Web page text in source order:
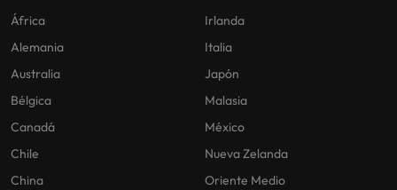
África
Alemania
Australia
Bélgica
Canadá
Chile
China
Irlanda
Italia
Japón
Malasia
México
Nueva Zelanda
Oriente Medio